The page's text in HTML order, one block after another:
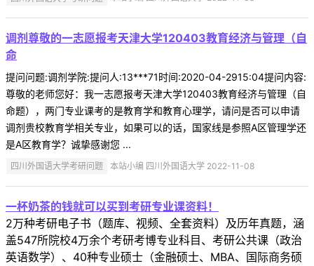
调剂尊敬的一志愿报考天津大学120403教育经济与管理（自
命
提问问题:调剂学院:提问人:13***71时间:2020-04-2915:04提问内容:
尊敬的老师您好：我一志愿报考天津大学120403教育经济与管理（自
命题），两门专业课考的是教育学和教育心理学，请问是否可以申请
调剂贵校教育学相关专业，如果可以的话，国家线是参照A区管理学还
是A区教育学？诚挚感谢您 ...
四川外国语大学考研问题 本站小编 四川外国语大学 2022-11-08
一杯奶茶的钱就可以买到考研专业课资料！
2万种考研电子书（题库、视频、全套资料）及历年真题，涵
盖547所院校4万余个考研考博专业科目、考研公共课（政治
英语数学）、40种专业硕士（金融硕士、MBA、国际商务硕